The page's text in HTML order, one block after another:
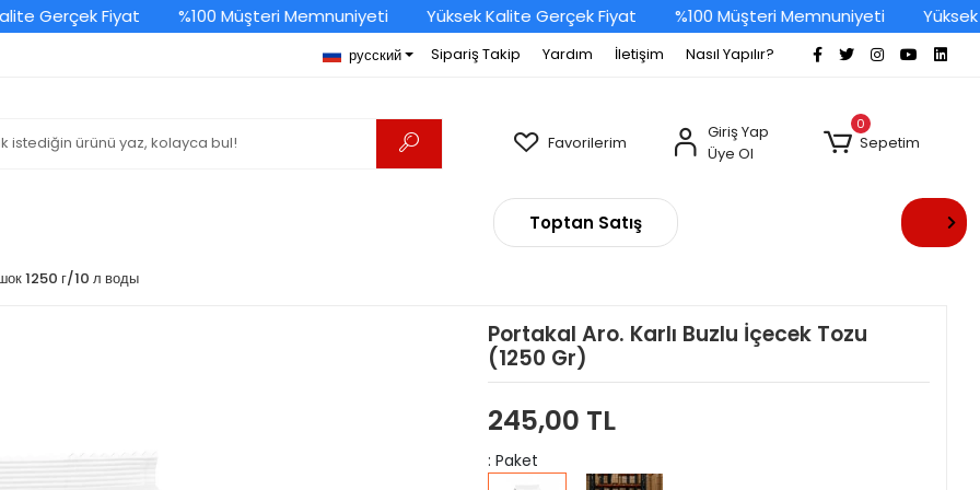
Gerçek Fiyat %100 Müşteri Memnuniyeti Yüksek Kalite Gerçek Fiyat %100 Müşteri Memnuniyeti Yüksek
русский Sipariş Takip Yardım İletişim Nasıl Yapılır?
Favorilerim
Giriş Yap
Üye Ol
0
Sepetim
Toptan Satış
1250 г/10 л воды
Portakal Aro. Karlı Buzlu İçecek Tozu
(1250 Gr)
245,00 TL
: Paket